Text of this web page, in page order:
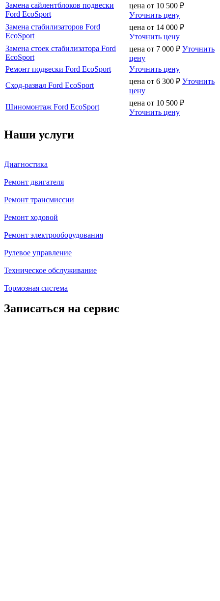
Замена сайлентблоков подвески
Ford EcoSport
цена от 10 500 ₽
Уточнить цену
Замена стабилизаторов Ford
EcoSport
цена от 14 000 ₽
Уточнить цену
Замена стоек стабилизатора Ford
EcoSport
цена от 7 000 ₽ Уточнить
цену
Ремонт подвески Ford EcoSport
Уточнить цену
Сход-развал Ford EcoSport
цена от 6 300 ₽ Уточнить
цену
Шиномонтаж Ford EcoSport
цена от 10 500 ₽
Уточнить цену
Наши услуги
Диагностика
Ремонт двигателя
Ремонт трансмиссии
Ремонт ходовой
Ремонт электрооборудования
Рулевое управление
Техническое обслуживание
Тормозная система
Записаться на сервис